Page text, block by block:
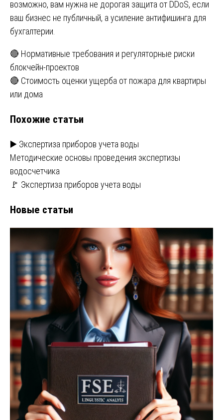
возможно, вам нужна не дорогая защита от DDoS, если
ваш бизнес не публичный, а усиление антифишинга для
бухгалтерии.
Навигация
по
записям
🔴 Нормативные требования и регуляторные риски
блокчейн-проектов
🔴 Стоимость оценки ущерба от пожара для квартиры
или дома
Похожие статьи
▶️ Экспертиза приборов учета воды
Методические основы проведения экспертизы
водосчетчика
🚩 Экспертиза приборов учета воды
Новые статьи